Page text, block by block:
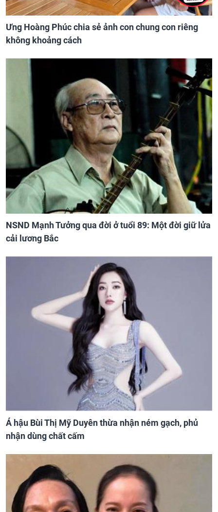
Ưng Hoàng Phúc chia sẻ ảnh con chung con riêng
không khoảng cách
NSND Mạnh Tưởng qua đời ở tuổi 89: Một đời giữ lửa
cải lương Bắc
Á hậu Bùi Thị Mỹ Duyên thừa nhận ném gạch, phủ
nhận dùng chất cấm